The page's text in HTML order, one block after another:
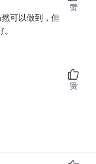
可以做到，但
赞
赞